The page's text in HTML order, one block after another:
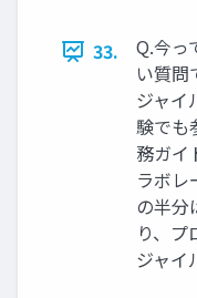
33.
Q.今っ
い質問
ジャイ
験でも
務ガイ
ラボレ
の半分
り、
ジャイ